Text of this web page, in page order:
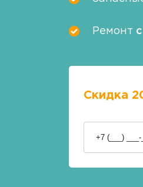
Ремонт
Скидка